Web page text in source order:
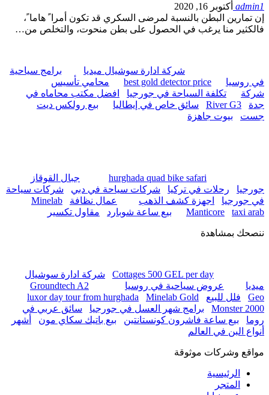
admin1 أكتوبر 16, 2020
إن تمارين البطن بالنسبة لمرضى السكري قد تكون أمرا ً هاما ً،
فالكثير منا يرغب في الحصول على بطن منحوت، والتخلص من…
شركة ادارة سوشيال ميديا
برامج سياحية
في روسيا
best gold detector price
محامي تأسيس
شركة
تكلفة السياحة في جورجيا
افضل مكتب محاماه في
جدة
River G3 سائق خاص في إيطاليا
بيع رولكس ديت
جست
بيوت جاهزة
hurghada quad bike safari
جبال القوقاز
جورجيا
رحلات في تركيا شركات سياحة في دبي
شركات سياحة
في جورجيا
اجهزة كشف الذهب عمال نظافة
Minelab
Manticore
taxi arab بيع ساعة شوبارد مقاول تكسير
ننصحك بمشاهدة
Cottages 500 GEL per day
شركة ادارة سوشيال
ميديا
عروض سياحية في روسيا
Groundtech A2
Geo
فلل للبيع luxor day tour from hurghada
Minelab Gold
Monster 2000
برامج شهر العسل في جورجيا
سائق عربي في
روما
بيع ساعة فاشرون كونستانتين بيع باتيك سكاي مون
أشهر
أنواع البن في العالم
مواقع وشركات موثوقة
الرئيسية
المتجر